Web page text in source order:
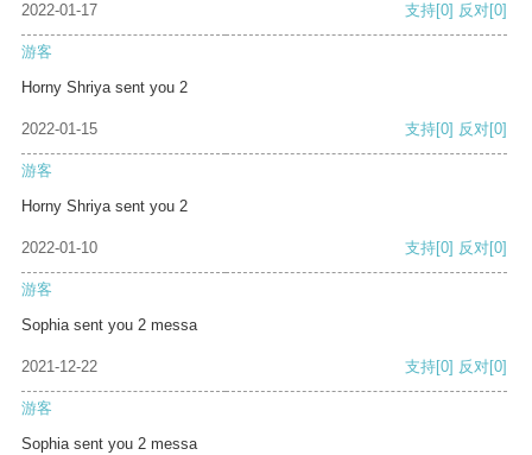
2022-01-17 支持[0] 反对[0]
游客
Horny Shriya sent you 2
2022-01-15 支持[0] 反对[0]
游客
Horny Shriya sent you 2
2022-01-10 支持[0] 反对[0]
游客
Sophia sent you 2 messa
2021-12-22 支持[0] 反对[0]
游客
Sophia sent you 2 messa